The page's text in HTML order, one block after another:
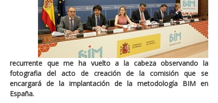
recurrente que me ha vuelto a la cabeza observando la
fotografia del acto de creación de la comisión que se
encargará de la implantación de la metodología BIM en
España.